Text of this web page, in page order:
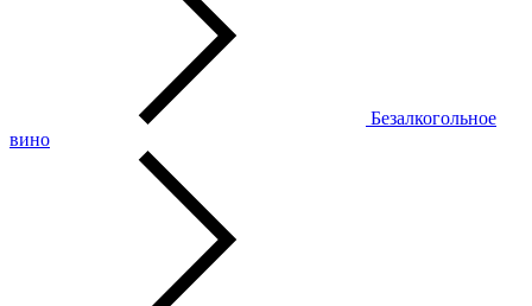
Безалкогольное
вино